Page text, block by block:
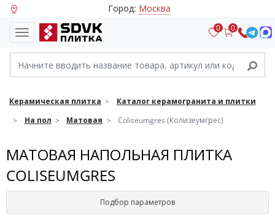
Город: Москва
0 0
Керамическая плитка
Каталог керамогранита и плитки
На пол
Матовая Coliseumgres (Колизеумгрес)
МАТОВАЯ НАПОЛЬНАЯ ПЛИТКА
COLISEUMGRES
Подбор параметров